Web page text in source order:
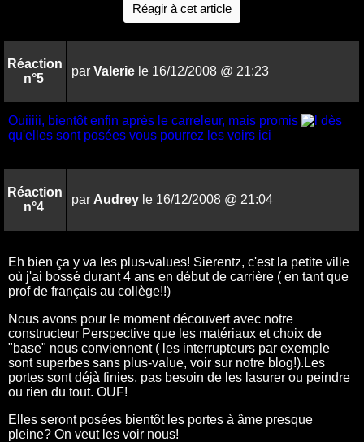
Réagir à cet article
Réaction
n°5
parValerie le 16/12/2008 @ 21:23
Ouiiiii, bientôt enfin après le carreleur, mais promis
dès
qu'elles sont posées vous pourrez les voirs ici
Réaction
n°4
par Audrey le 16/12/2008 @ 21:04
Eh bien ça y va les plus-values! Sierentz, c'est la petite ville
où j'ai bossé durant 4 ans en début de carrière ( en tant que
prof de français au collège!!)
Nous avons pour le moment découvert avec notre
constructeur Perspective que les matériaux et choix de
"base" nous conviennent ( les interrupteurs par exemple
sont superbes sans plus-value, voir sur notre blog!).Les
portes sont déjà finies, pas besoin de les lasurer ou peindre
ou rien du tout. OUF!
Elles seront posées bientôt les portes à âme presque
pleine? On veut les voir nous!